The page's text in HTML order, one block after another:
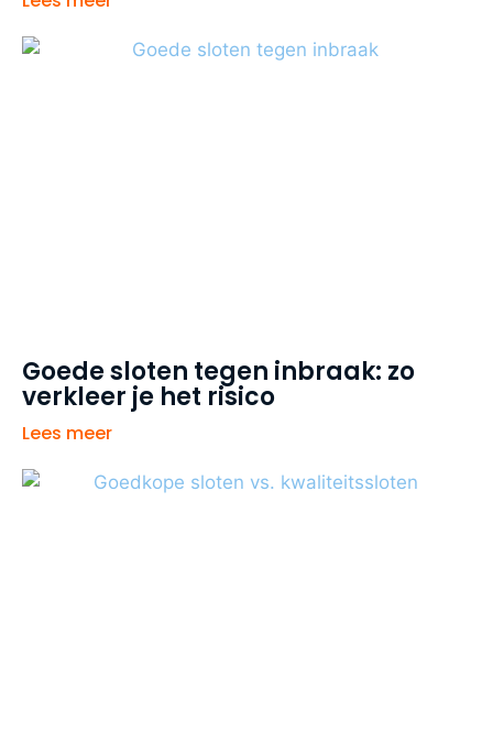
Goede sloten tegen inbraak: zo
verkleer je het risico
Lees meer